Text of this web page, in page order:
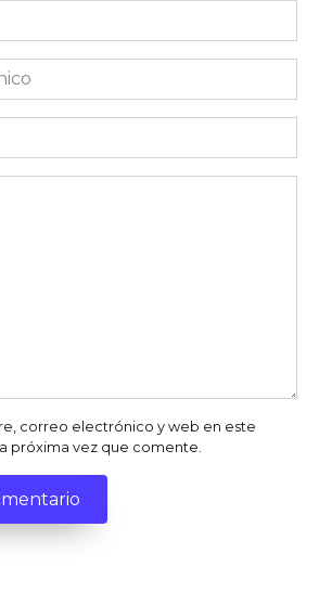
correo electrónico y web en este
próxima vez que comente.